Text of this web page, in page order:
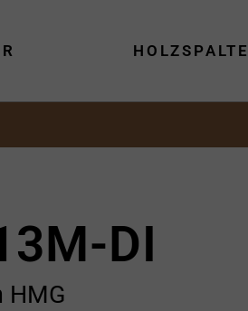
DI
HMG